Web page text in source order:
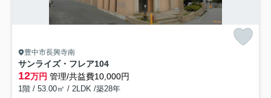
豊中市長興寺南
サンライズ・フレア104
12万円 管理/共益費10,000円
1階 / 53.00㎡ / 2LDK /築28年